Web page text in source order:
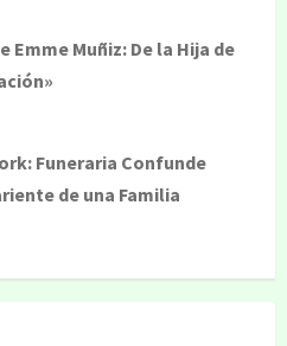
Emme Muñiz: De la Hija de
Funeraria Confunde
de una Familia